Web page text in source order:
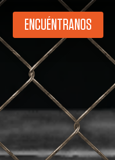
ENCUÉNTRANOS